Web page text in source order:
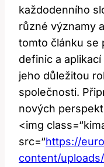
každodenního⁣
různé významy
tomto článku se
‍definic ‍a aplikací⁢
jeho důležitou
společnosti.
nových
<img
src=“https://
content/